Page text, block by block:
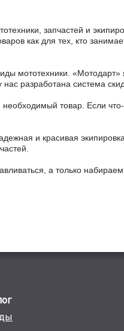
запчастей и
как для тех, кто
мототехники.
разработана система
товар. Если
и красивая
а только